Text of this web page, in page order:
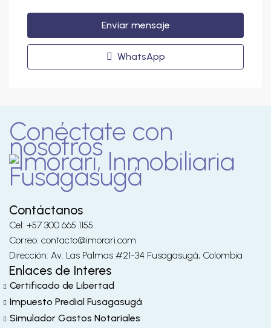
Enviar mensaje
WhatsApp
Conéctate con
nosotros
Contáctanos
Cel: +57 300 665 1155
Correo: contacto@imorari.com
Dirección: Av. Las Palmas #21-34 Fusagasugá, Colombia
Enlaces de Interes
Certificado de Libertad
Impuesto Predial Fusagasugá
Simulador Gastos Notariales